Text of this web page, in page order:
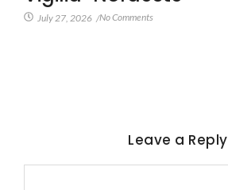
July 27, 2026 /No Comments
Leave a Reply